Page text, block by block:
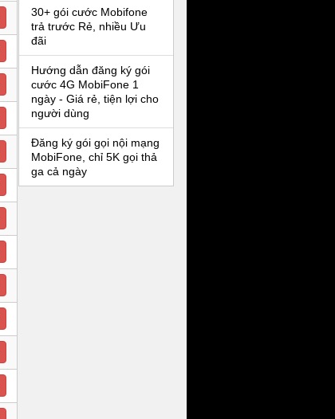
30+ gói cước Mobifone
trả trước Rẻ, nhiều Ưu
đãi
Hướng dẫn đăng ký gói
cước 4G MobiFone 1
ngày - Giá rẻ, tiện lợi cho
người dùng
Đăng ký gói gọi nội mạng
MobiFone, chỉ 5K gọi thả
ga cả ngày